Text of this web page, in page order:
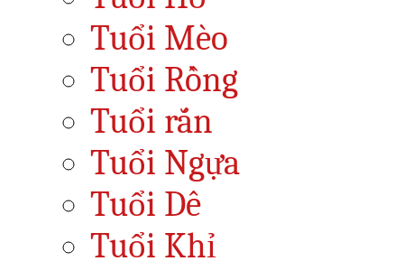
Tuổi Mèo
Tuổi Rồng
Tuổi rắn
Tuổi Ngựa
Tuổi Dê
Tuổi Khỉ